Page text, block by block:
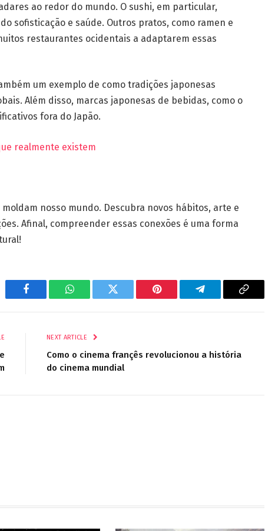
ao redor do mundo. O sushi, em particular,
sofisticação e saúde. Outros pratos, como ramen e
restaurantes ocidentais a adaptarem essas
um exemplo de como tradições japonesas
Além disso, marcas japonesas de bebidas, como o
fora do Japão.
realmente existem
nosso mundo. Descubra novos hábitos, arte e
Afinal, compreender essas conexões é uma forma
Facebook WhatsAppTwitter Pinterest Telegram Copy
NEXT ARTICLE
Como o cinema françês revolucionou a história
do cinema mundial